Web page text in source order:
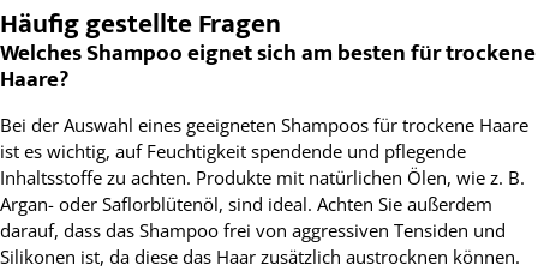
Häufig gestellte Fragen
Welches Shampoo eignet sich am besten für trockene
Haare?
Bei der Auswahl eines geeigneten Shampoos für trockene Haare
ist es wichtig, auf Feuchtigkeit spendende und pflegende
Inhaltsstoffe zu achten. Produkte mit natürlichen Ölen, wie z. B.
Argan- oder Saflorblütenöl, sind ideal. Achten Sie außerdem
darauf, dass das Shampoo frei von aggressiven Tensiden und
Silikonen ist, da diese das Haar zusätzlich austrocknen können.